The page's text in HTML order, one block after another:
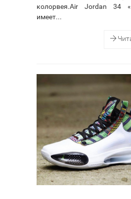
колорвея.Air Jordan 34
имеет...